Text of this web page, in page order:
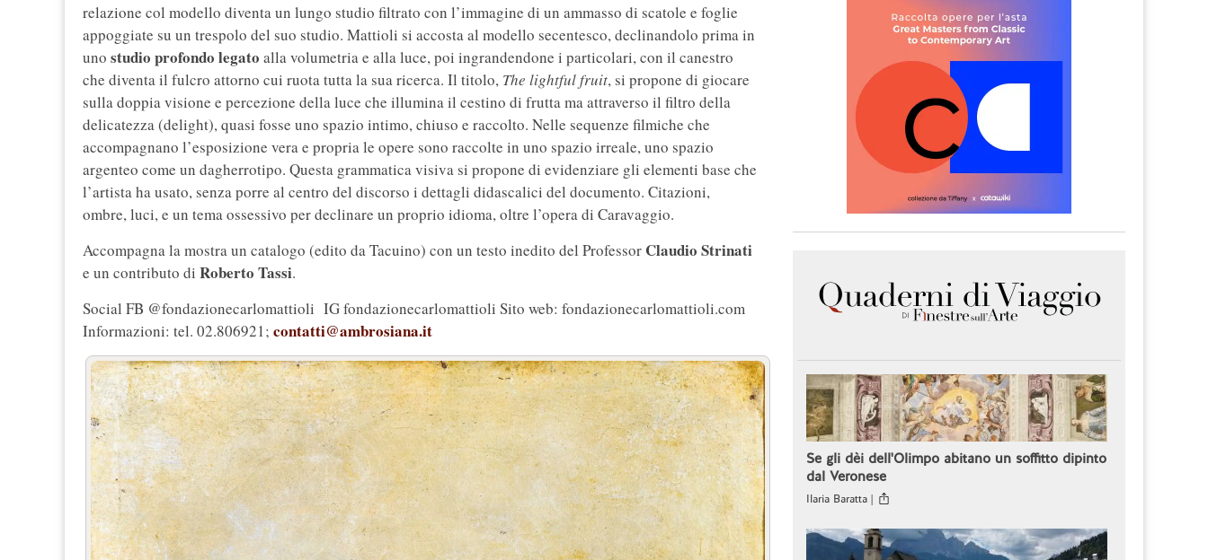
relazione col modello diventa un lungo studio filtrato con l’immagine di un ammasso di scatole e foglie
appoggiate su un trespolo del suo studio. Mattioli si accosta al modello secentesco, declinandolo prima in
uno studio profondo legato alla volumetria e alla luce, poi ingrandendone i particolari, con il canestro
che diventa il fulcro attorno cui ruota tutta la sua ricerca. Il titolo, The lightful fruit, si propone di giocare
sulla doppia visione e percezione della luce che illumina il cestino di frutta ma attraverso il filtro della
delicatezza (delight), quasi fosse uno spazio intimo, chiuso e raccolto. Nelle sequenze filmiche che
accompagnano l’esposizione vera e propria le opere sono raccolte in uno spazio irreale, uno spazio
argenteo come un dagherrotipo. Questa grammatica visiva si propone di evidenziare gli elementi base che
l’artista ha usato, senza porre al centro del discorso i dettagli didascalici del documento. Citazioni,
ombre, luci, e un tema ossessivo per declinare un proprio idioma, oltre l’opera di Caravaggio.
Accompagna la mostra un catalogo (edito da Tacuino) con un testo inedito del Professor Claudio Strinati
e un contributo di Roberto Tassi.
Social FB @fondazionecarlomattioli IG fondazionecarlomattioli Sito web: fondazionecarlomattioli.com
Informazioni: tel. 02.806921; contatti@ambrosiana.it
Se gli dèi dell'Olimpo abitano un soffitto dipinto
dal Veronese
Ilaria Baratta |